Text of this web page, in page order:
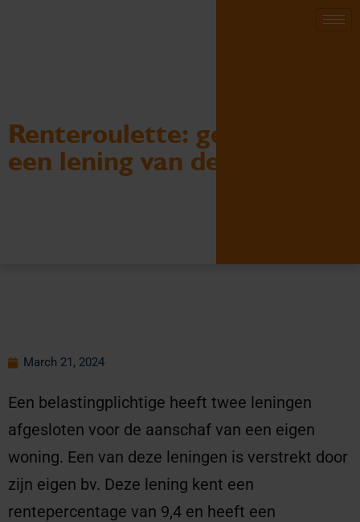
Renteroulette: gekibbel om
een lening van de bv
March 21, 2024
Een belastingplichtige heeft twee leningen
afgesloten voor de aanschaf van een eigen
woning. Een van deze leningen is verstrekt door
zijn eigen bv. Deze lening kent een
rentepercentage van 9,4 en heeft een